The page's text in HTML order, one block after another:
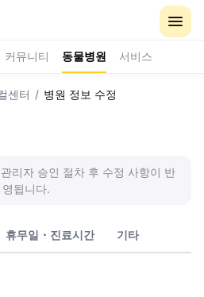
커뮤니티 동물병원 서비스
센터 / 병원 정보 수정
리자 승인 절차 후 수정 사항이 반
영됩니다.
휴무일・진료시간 기타